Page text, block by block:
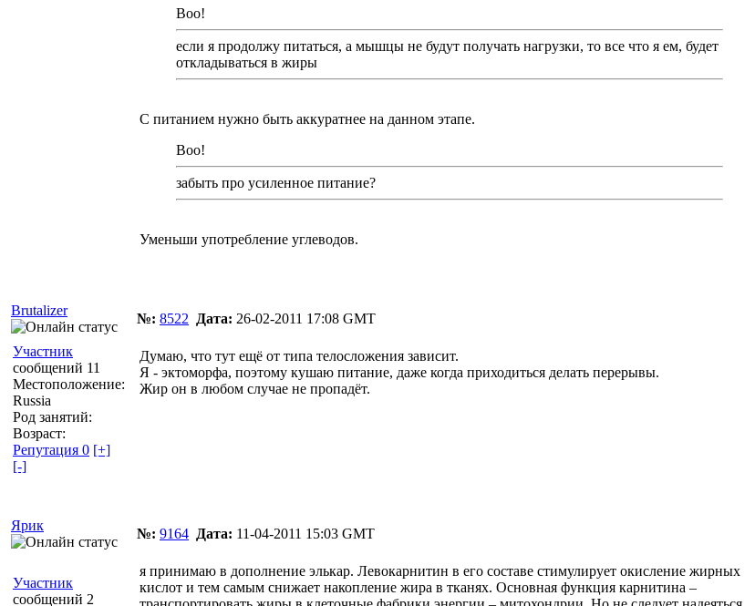
Boo!
если я продолжу питаться, а мышцы не будут получать нагрузки, то все что я ем, будет
откладываться в жиры
С питанием нужно быть аккуратнее на данном этапе.
Boo!
забыть про усиленное питание?
Уменьши употребление углеводов.
Brutalizer
№: 8522 Дата: 26-02-2011 17:08 GMT
Участник
сообщений 11
Местоположение:
Russia
Род занятий:
Возраст:
Репутация 0 [+]
[-]
Думаю, что тут ещё от типа телосложения зависит.
Я - эктоморфа, поэтому кушаю питание, даже когда приходиться делать перерывы.
Жир он в любом случае не пропадёт.
Ярик
№: 9164 Дата: 11-04-2011 15:03 GMT
Участник
сообщений 2
я принимаю в дополнение элькар. Левокарнитин в его составе стимулирует окисление жирных
кислот и тем самым снижает накопление жира в тканях. Основная функция карнитина –